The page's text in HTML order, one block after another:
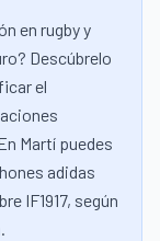
en rugby y
Descúbrelo
el
Martí puedes
adidas
IF1917, según